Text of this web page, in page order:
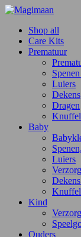
Shop all
Care Kits
Prematuur
Luiers
Dekens
Dragen
Baby
Luiers
Kind
Ouders